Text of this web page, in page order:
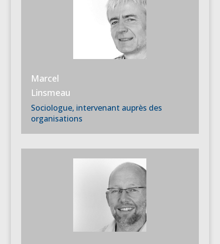
Marcel
Linsmeau
Sociologue, intervenant auprès des
organisations